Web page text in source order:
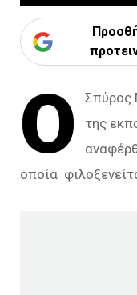
Ο
Σπύρος
της
οποία